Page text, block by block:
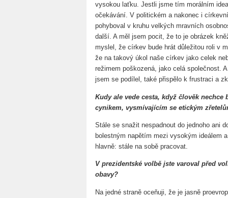
vysokou laťku. Jestli jsme tím morálním
očekávání. V politickém a nakonec i
pohyboval v kruhu velkých mravních
další. A měl jsem pocit, že to je obrázek
myslel, že církev bude hrát důležitou roli v
že na takový úkol naše církev jako celek
režimem poškozená, jako celá společnost.
jsem se podílel, také přispělo k frustraci a
Kudy ale vede cesta, když člověk
cynikem, vysmívajícím se etickým
Stále se snažit nespadnout do jednoho ani
bolestným napětím mezi vysokým ideálem
hlavně: stále na sobě pracovat.
V prezidentské volbě jste varoval před
obavy?
Na jedné straně oceňuji, že je jasně